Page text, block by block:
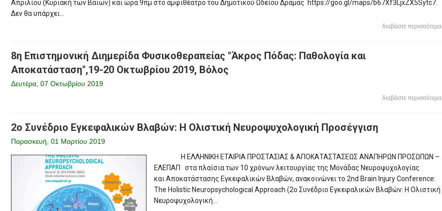
Απριλίου (Κυριακή των Βαΐων) και ώρα 9πμ στο αμφιθέατρο του Δημοτικού Ωδείου Δράμας https://goo.gl/maps/b67Xf3LjxZX5Sytc7.
Δεν θα υπάρχει...
διαβάστε περισσότερα
8η Επιστημονική Διημερίδα Φυσικοθεραπείας "Άκρος Πόδας: Παθολογία και
Αποκατάσταση",19-20 Οκτωβρίου 2019, Βόλος
Δευτέρα, 07 Οκτωβρίου 2019
διαβάστε περισσότερα
2ο Συνέδριο Εγκεφαλικών Βλαβών: Η Ολιστική Νευροψυχολογική Προσέγγιση
Παρασκευή, 01 Μαρτίου 2019
Η ΕΛΛΗΝΙΚΗ ΕΤΑΙΡΙΑ ΠΡΟΣΤΑΣΙΑΣ & ΑΠΟΚΑΤΑΣΤΑΣΕΩΣ ΑΝΑΠΗΡΩΝ ΠΡΟΣΩΠΩΝ –
ΕΛΕΠΑΠ στα πλαίσια των 10 χρόνων λειτουργίας της Μονάδας Νευροψυχολογίας
και Αποκατάστασης Εγκεφαλικών Βλαβών, ανακοινώνει τo 2nd Brain Injury Conference:
The Holistic Neuropsychological Approach (2ο Συνέδριο Εγκεφαλικών Βλαβών: Η Ολιστική
Νευροψυχολογική...